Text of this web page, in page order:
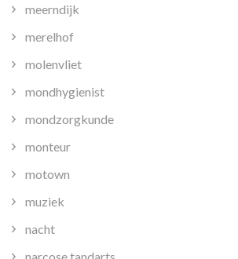
meerndijk
merelhof
molenvliet
mondhygienist
mondzorgkunde
monteur
motown
muziek
nacht